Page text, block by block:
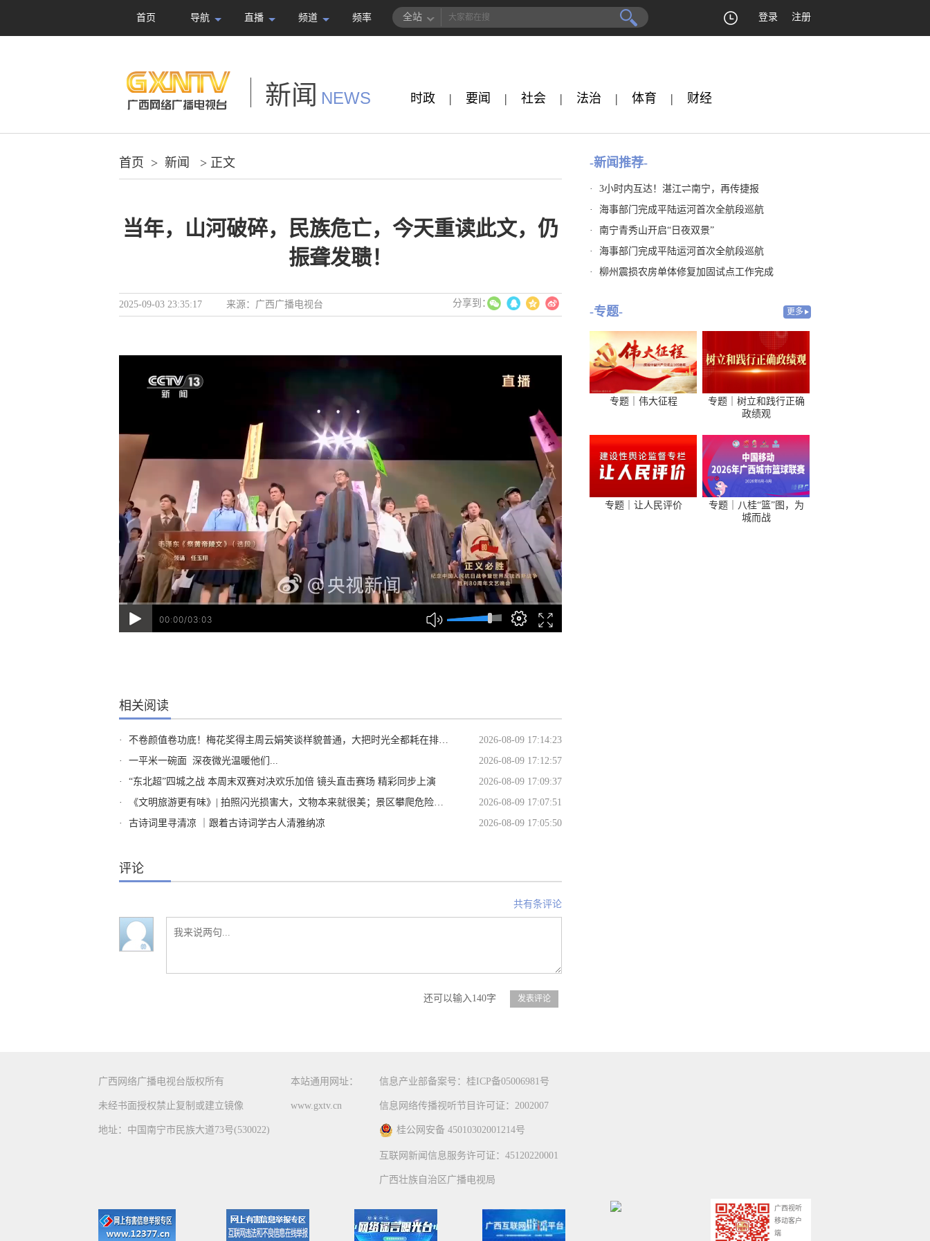
首页 导航 直播 频道 频率 全站 登录 注册
新闻 NEWS 时政 | 要闻 | 社会 | 法治 | 体育 | 财经
首页 > 新闻 > 正文
当年，山河破碎，民族危亡，今天重读此文，仍
振聋发聩！
2025-09-03 23:35:17 来源： 广西广播电视台
00:00/03:03
相关阅读
· 不卷颜值卷功底！梅花奖得主周云娟笑谈样貌普通，大把时光全都耗在排练厅。
2026-08-09 17:14:23
·
一平米一碗面 深夜微光温暖他们...
2026-08-09 17:12:57
·
“东北超”四城之战 本周末双赛对决欢乐加倍 镜头直击赛场 精彩同步上演
2026-08-09 17:09:37
·
《文明旅游更有味》| 拍照闪光损害大，文物本来就很美；景区攀爬危险大，安全打卡记录美；爱护环境责任大，干净卫生才最美。
2026-08-09 17:07:51
·
古诗词里寻清凉 ｜跟着古诗词学古人清雅纳凉 2026-08-09 17:05:50
评论
共有条评论
还可以输入140字
-新闻推荐-
·
3小时内互达！湛江⇌南宁，再传捷报
·
海事部门完成平陆运河首次全航段巡航
·
南宁青秀山开启“日夜双景”
·
海事部门完成平陆运河首次全航段巡航
·
柳州震损农房单体修复加固试点工作完成
-专题- 更多
专题｜伟大征程
专题｜树立和践行正确
政绩观
专题｜让人民评价
专题｜八桂“篮”图，为
城而战
广西网络广播电视台版权所有
未经书面授权禁止复制或建立镜像
地址：中国南宁市民族大道73号(530022)
本站通用网址：
www.gxtv.cn
信息产业部备案号：桂ICP备05006981号
信息网络传播视听节目许可证：2002007
桂公网安备 45010302001214号
互联网新闻信息服务许可证：45120220001
广西壮族自治区广播电视局
广西视听
移动客户
端